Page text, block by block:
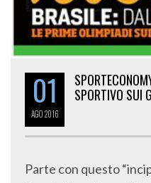
01
AGO2016
SPORTIVO SUI
Parte con questo